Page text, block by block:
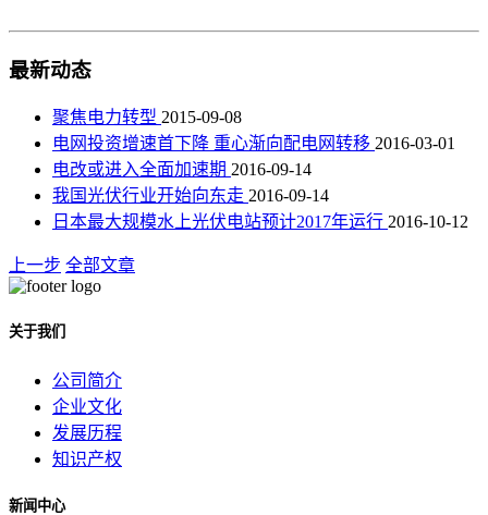
最新动态
聚焦电力转型 2015-09-08
电网投资增速首下降 重心渐向配电网转移 2016-03-01
电改或进入全面加速期 2016-09-14
我国光伏行业开始向东走 2016-09-14
日本最大规模水上光伏电站预计2017年运行 2016-10-12
上一步 全部文章
关于我们
公司简介
企业文化
发展历程
知识产权
新闻中心